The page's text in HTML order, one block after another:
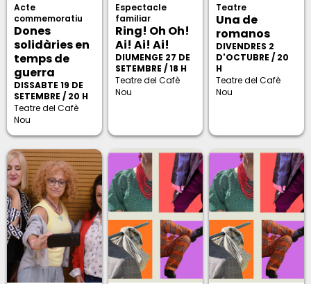
Acte
commemoratiu
Dones
solidàries en
temps de
guerra
DISSABTE 19 DE
SETEMBRE / 20 H
Teatre del Cafè
Nou
Espectacle
familiar
Ring! Oh Oh!
Ai! Ai! Ai!
DIUMENGE 27 DE
SETEMBRE / 18 H
Teatre del Cafè
Nou
Teatre
Una de
romanos
DIVENDRES 2
D'OCTUBRE / 20
H
Teatre del Cafè
Nou